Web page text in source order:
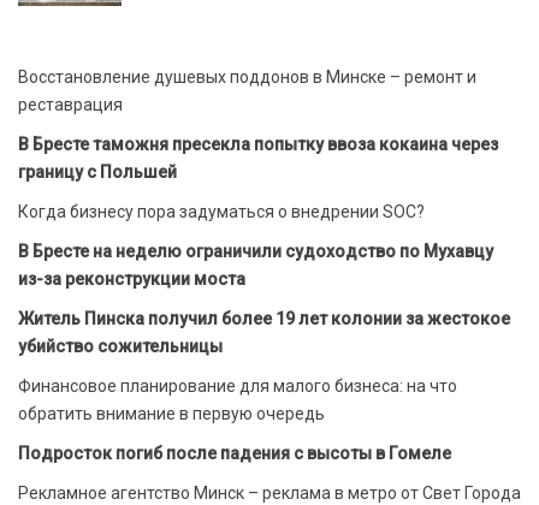
Восстановление душевых поддонов в Минске – ремонт и
реставрация
В Бресте таможня пресекла попытку ввоза кокаина через
границу с Польшей
Когда бизнесу пора задуматься о внедрении SOC?
В Бресте на неделю ограничили судоходство по Мухавцу
из-за реконструкции моста
Житель Пинска получил более 19 лет колонии за жестокое
убийство сожительницы
Финансовое планирование для малого бизнеса: на что
обратить внимание в первую очередь
Подросток погиб после падения с высоты в Гомеле
Рекламное агентство Минск – реклама в метро от Свет Города